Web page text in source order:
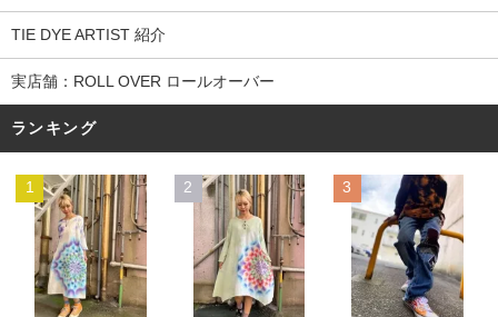
TIE DYE ARTIST 紹介
実店舗：ROLL OVER ロールオーバー
ランキング
1 2 3